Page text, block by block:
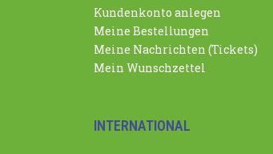
Kundenkonto anlegen
Meine Bestellungen
Meine Nachrichten (Tickets)
Mein Wunschzettel
INTERNATIONAL